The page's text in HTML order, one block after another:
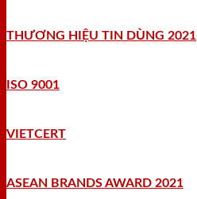
THƯƠNG HIỆU TIN DÙNG 2021
ISO 9001
VIETCERT
ASEAN BRANDS AWARD 2021